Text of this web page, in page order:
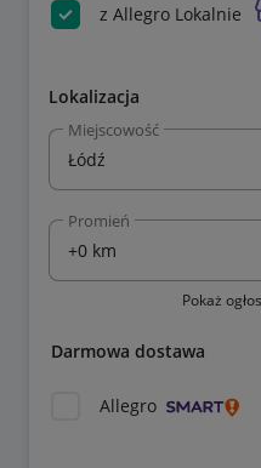
z Allegro Lokalnie
Lokalizacja
Miejscowość
Promień
Pokaż
Darmowa dostawa
Allegro